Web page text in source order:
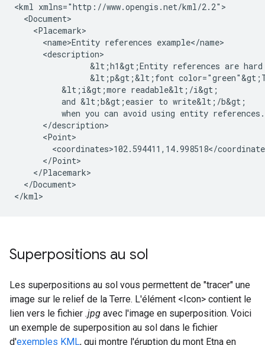
<kml xmlns="http://www.opengis.net/kml/2.2">
  <Document>
    <Placemark>
      <name>Entity references example</name>
      <description>
          &lt;i&gt;more readable&lt;/i&gt;
          and &lt;b&gt;easier to write&lt;/b&gt;
when you can avoid using entity
      </description>
      <Point>
<coordinates>102.594411,14.998518</
      </Point>
    </Placemark>
  </Document>
</kml>
Superpositions au sol
Les superpositions au sol vous permettent de "tracer" une
image sur le relief de la Terre. L'élément <Icon> contient le
lien vers le fichier .jpg avec l'image en superposition. Voici
un exemple de superposition au sol dans le fichier
d'exemples KML, qui montre l'éruption du mont Etna en